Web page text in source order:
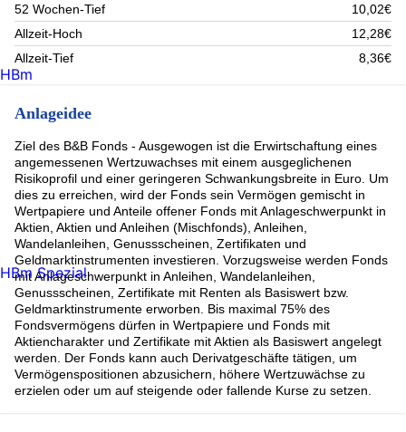
52 Wochen-Tief
10,02€
Allzeit-Hoch
12,28€
Allzeit-Tief
8,36€
Anlageidee
Ziel des B&B Fonds - Ausgewogen ist die Erwirtschaftung eines
angemessenen Wertzuwachses mit einem ausgeglichenen
Risikoprofil und einer geringeren Schwankungsbreite in Euro. Um
dies zu erreichen, wird der Fonds sein Vermögen gemischt in
Wertpapiere und Anteile offener Fonds mit Anlageschwerpunkt in
Aktien, Aktien und Anleihen (Mischfonds), Anleihen,
Wandelanleihen, Genussscheinen, Zertifikaten und
Geldmarktinstrumenten investieren. Vorzugsweise werden Fonds
mit Anlageschwerpunkt in Anleihen, Wandelanleihen,
Genussscheinen, Zertifikate mit Renten als Basiswert bzw.
Geldmarktinstrumente erworben. Bis maximal 75% des
Fondsvermögens dürfen in Wertpapiere und Fonds mit
Aktiencharakter und Zertifikate mit Aktien als Basiswert angelegt
werden. Der Fonds kann auch Derivatgeschäfte tätigen, um
Vermögenspositionen abzusichern, höhere Wertzuwächse zu
erzielen oder um auf steigende oder fallende Kurse zu setzen.
HBm
HBm Spezial